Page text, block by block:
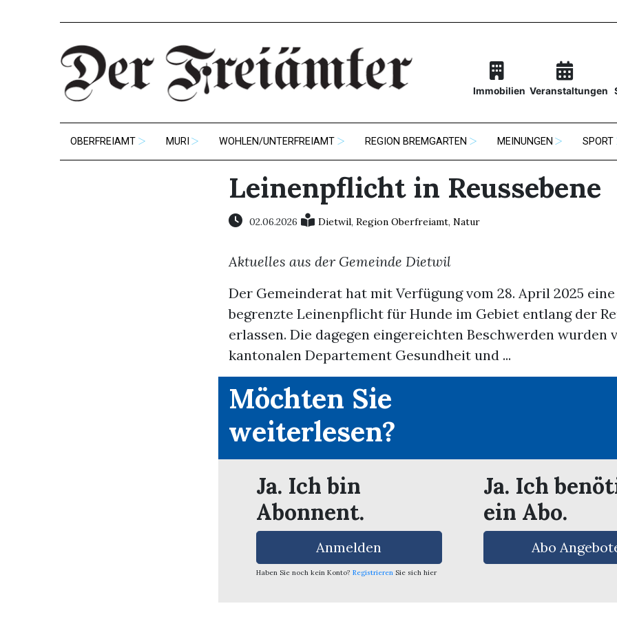
Immobilien Veranstaltungen
OBERFREIAMT MURI WOHLEN/UNTERFREIAMT REGION BREMGARTEN MEINUNGEN SPORT
Leinenpflicht in Reussebene
02.06.2026 Dietwil, Region Oberfreiamt, Natur
Aktuelles aus der Gemeinde Dietwil
Der Gemeinderat hat mit Verfügung vom 28. April 2025
begrenzte Leinenpflicht für Hunde im Gebiet entlang der
erlassen. Die dagegen eingereichten Beschwerden wurden
kantonalen Departement Gesundheit und ...
Möchten Sie
weiterlesen?
Ja. Ich bin
Abonnent.
Anmelden
Haben Sie noch kein Konto? Registrieren Sie sich hier
Ja. Ich
ein Abo.
Abo